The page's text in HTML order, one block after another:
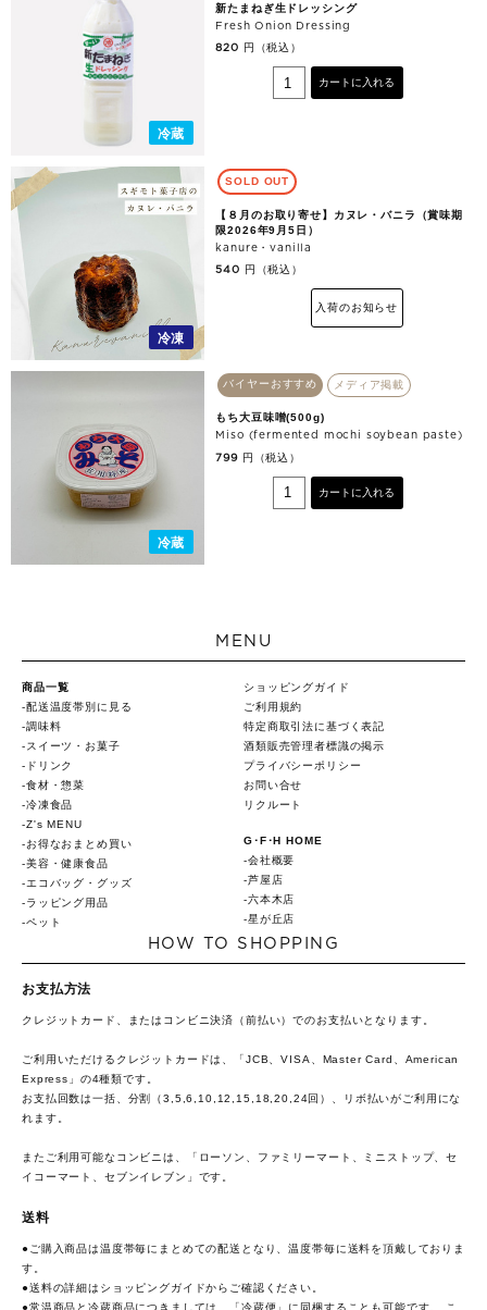
冷蔵
新たまねぎ生ドレッシング
Fresh Onion Dressing
820 円（税込）
カートに入れる
冷凍
SOLD OUT
【８月のお取り寄せ】カヌレ・バニラ（賞味期
限2026年9月5日）
kanure・vanilla
540 円（税込）
入荷のお知らせ
冷蔵
バイヤーおすすめ メディア掲載
もち大豆味噌(500g)
Miso (fermented mochi soybean paste)
799 円（税込）
カートに入れる
MENU
商品一覧
配送温度帯別に見る
調味料
スイーツ・お菓子
ドリンク
食材・惣菜
冷凍食品
Z's MENU
お得なおまとめ買い
美容・健康食品
エコバッグ・グッズ
ラッピング用品
ペット
ショッピングガイド
ご利用規約
特定商取引法に基づく表記
酒類販売管理者標識の掲示
プライバシーポリシー
お問い合せ
リクルート
G･F･H HOME
会社概要
芦屋店
六本木店
星が丘店
HOW TO SHOPPING
お支払方法
クレジットカード、またはコンビニ決済（前払い）でのお支払いとなります。
ご利用いただけるクレジットカードは、「JCB、VISA、Master Card、American
Express」の4種類です。
お支払回数は一括、分割（3,5,6,10,12,15,18,20,24回）、リボ払いがご利用にな
れます。
またご利用可能なコンビニは、「ローソン、ファミリーマート、ミニストップ、セ
イコーマート、セブンイレブン」です。
送料
●ご購入商品は温度帯毎にまとめての配送となり、温度帯毎に送料を頂戴しておりま
す。
●送料の詳細は ショッピングガイドからご確認ください。